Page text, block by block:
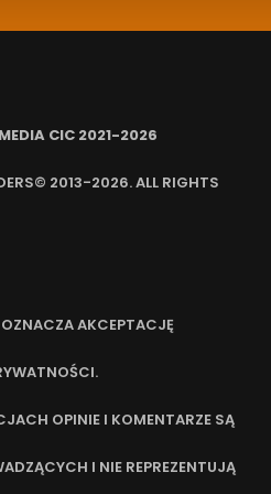
CIC 2021-2026
2013-2026. ALL RIGHTS
AKCEPTACJĘ
OPINIE I KOMENTARZE SĄ
I NIE REPREZENTUJĄ